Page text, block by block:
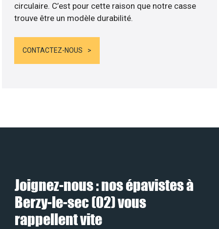
circulaire. C’est pour cette raison que notre casse
trouve être un modèle durabilité.
CONTACTEZ-NOUS
Joignez-nous : nos épavistes à
Berzy-le-sec (02) vous
rappellent vite